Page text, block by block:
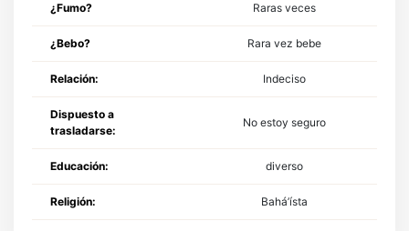
¿Fumo? Raras veces
¿Bebo? Rara vez bebe
Relación: Indeciso
Dispuesto a
trasladarse:
No estoy seguro
Educación: diverso
Religión: Bahá’ísta